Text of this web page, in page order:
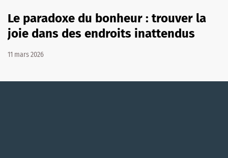
Le paradoxe du bonheur : trouver la
joie dans des endroits inattendus
11 mars 2026